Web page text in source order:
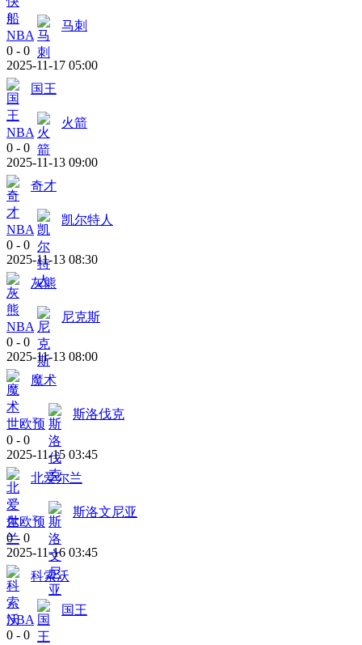
NBA
马刺
0 - 0
2025-11-17 05:00
国王
NBA
火箭
0 - 0
2025-11-13 09:00
奇才
NBA
凯尔特人
0 - 0
2025-11-13 08:30
灰熊
NBA
尼克斯
0 - 0
2025-11-13 08:00
魔术
世欧预
斯洛伐克
0 - 0
2025-11-15 03:45
北爱尔兰
世欧预
斯洛文尼亚
0 - 0
2025-11-16 03:45
科索沃
NBA
国王
0 - 0